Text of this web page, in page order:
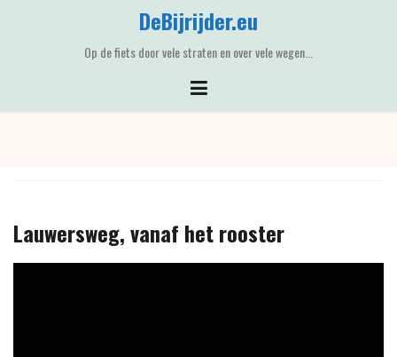
DeBijrijder.eu
Op de fiets door vele straten en over vele wegen...
Lauwersweg, vanaf het rooster